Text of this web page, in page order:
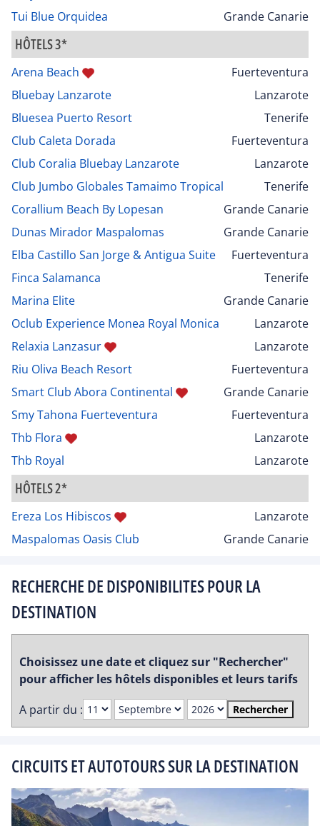
Tui Blue Orquidea
Grande Canarie
HÔTELS 3*
Arena Beach
Fuerteventura
Bluebay Lanzarote
Lanzarote
Bluesea Puerto Resort
Tenerife
Club Caleta Dorada
Fuerteventura
Club Coralia Bluebay Lanzarote
Lanzarote
Club Jumbo Globales Tamaimo Tropical
Tenerife
Corallium Beach By Lopesan
Grande Canarie
Dunas Mirador Maspalomas
Grande Canarie
Elba Castillo San Jorge & Antigua Suite
Fuerteventura
Finca Salamanca
Tenerife
Marina Elite
Grande Canarie
Oclub Experience Monea Royal Monica
Lanzarote
Relaxia Lanzasur
Lanzarote
Riu Oliva Beach Resort
Fuerteventura
Smart Club Abora Continental
Grande Canarie
Smy Tahona Fuerteventura
Fuerteventura
Thb Flora
Lanzarote
Thb Royal
Lanzarote
HÔTELS 2*
Ereza Los Hibiscos
Lanzarote
Maspalomas Oasis Club
Grande Canarie
RECHERCHE DE DISPONIBILITES POUR LA
DESTINATION
Choisissez une date et cliquez sur "Rechercher"
pour afficher les hôtels disponibles et leurs tarifs
A partir du :
Rechercher
CIRCUITS ET AUTOTOURS SUR LA DESTINATION